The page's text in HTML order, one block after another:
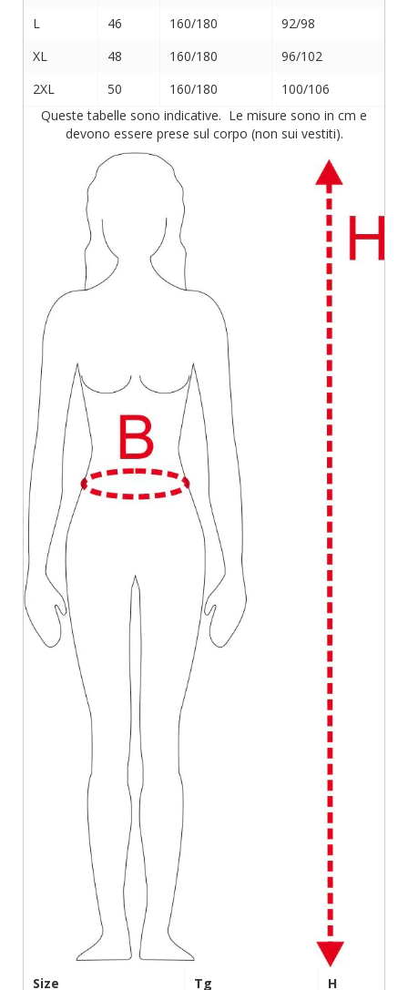
L
46 160/180
92/98
XL
48 160/180
96/102
2XL
50 160/180
100/106
Queste tabelle sono indicative. Le misure sono in cm e
devono essere prese sul corpo (non sui vestiti).
Size Tg H